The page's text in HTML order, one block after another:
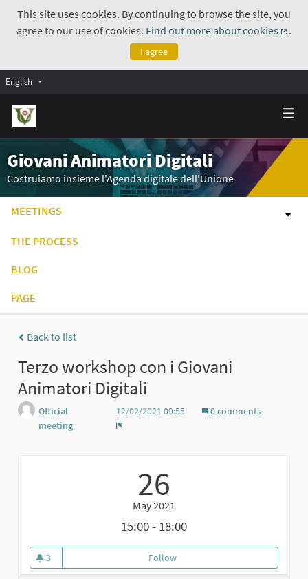
This site uses cookies. By continuing to browse the site, you
agree to our use of cookies. Find out more about cookies
.
I agree
English
Giovani Animatori Digitali
Costruiamo insieme l'Agenda digitale dell'Unione
MEETINGS
THE PROCESS
BLOG
PAGE
Back to list
Terzo workshop con i Giovani
Animatori Digitali
Official
meeting
12/02/2021 09:55
0 comments
26
May 2021
15:00 - 18:00
3
3 followers
FollowTerzo workshop con i Giovani